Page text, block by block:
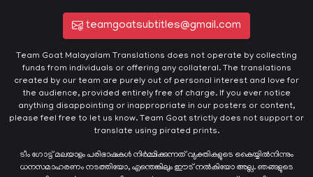
teamgoatsubtitles@gmail.com
Team Goat Malayalam Translations does not operate by collecting
funds from individuals or offering any collateral. The translations
created by our team are purely out of personal interest and love for
the audience, provided entirely free of charge. If you ever notice
anything disappointing or inappropriate in our posters or content,
please feel free to let us know. Team Goat strictly does not support or
translate using pirated prints.
ടീം ഗോട്ട് മലയാളം പരിഭാഷകൾ നിർമ്മിക്കുന്നത് വ്യക്തികളുടെ കൈയ്യില്‍നിന്നും
ധനസമാഹരണം നടത്തിയോ, എന്തെങ്കിലും ഈട് നൽകിയോ അല്ല. ഞങ്ങളുടെ